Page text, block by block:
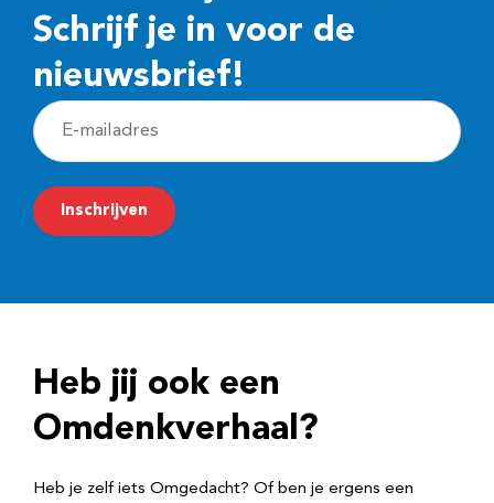
Schrijf je in voor de
nieuwsbrief!
E
-
m
a
r
e
Inschrijven
Heb jij ook een
Omdenkverhaal?
Heb je zelf iets Omgedacht? Of ben je ergens een